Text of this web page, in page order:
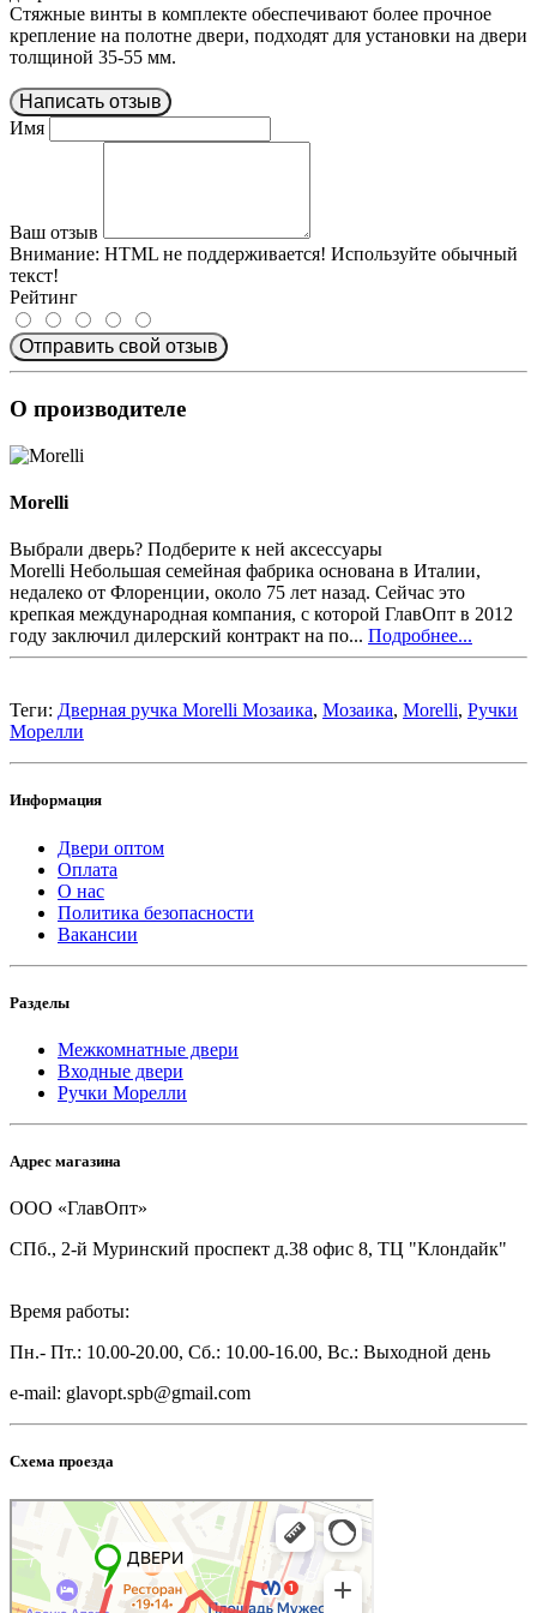
Стяжные винты в комплекте обеспечивают более прочное
крепление на полотне двери, подходят для установки на двери
толщиной 35-55 мм.
Написать отзыв
Имя
Ваш отзыв
Внимание: HTML не поддерживается! Используйте обычный
текст!
Рейтинг
Отправить свой отзыв
О производителе
Morelli
Выбрали дверь? Подберите к ней аксессуары
Morelli Небольшая семейная фабрика основана в Италии,
недалеко от Флоренции, около 75 лет назад. Сейчас это
крепкая международная компания, с которой ГлавОпт в 2012
году заключил дилерский контракт на по... Подробнее...
Теги: Дверная ручка Morelli Мозаика, Мозаика, Morelli, Ручки
Морелли
Информация
Двери оптом
Оплата
О нас
Политика безопасности
Вакансии
Разделы
Межкомнатные двери
Входные двери
Ручки Морелли
Адрес магазина
ООО «ГлавОпт»
СПб., 2-й Муринский проспект д.38 офис 8, ТЦ "Клондайк"
Время работы:
Пн.- Пт.: 10.00-20.00, Сб.: 10.00-16.00, Вс.: Выходной день
e-mail: glavopt.spb@gmail.com
Схема проезда